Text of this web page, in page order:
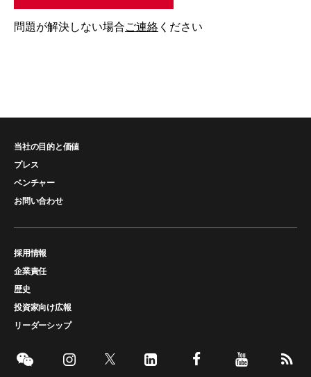
問題が解決しない場合ご連絡 ください
当社の目的と価値
プレス
ベンチャー
お問い合わせ
採用情報
企業責任
歴史
投資家向け広報
リーダーシップ